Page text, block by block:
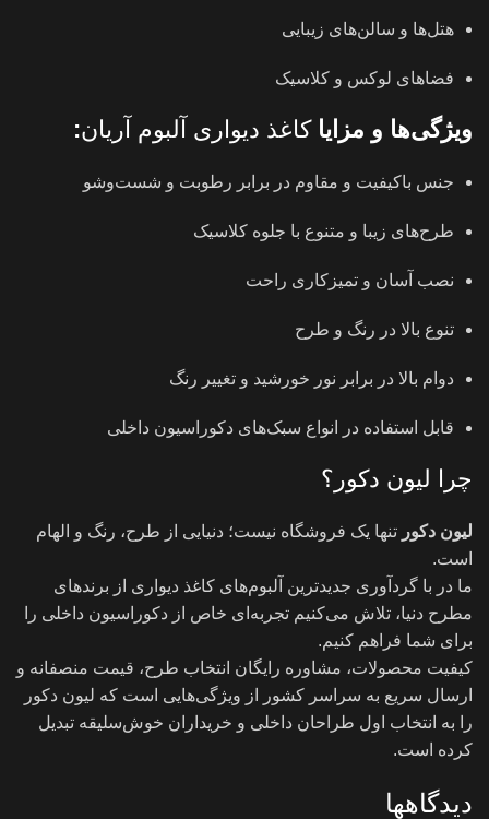
هتل‌ها و سالن‌های زیبایی
فضاهای لوکس و کلاسیک
ویژگی‌ها و مزایاکاغذ دیواری آلبوم آریان:
جنس باکیفیت و مقاوم در برابر رطوبت و شست‌وشو
طرح‌های زیبا و متنوع با جلوه کلاسیک
نصب آسان و تمیزکاری راحت
تنوع بالا در رنگ و طرح
دوام بالا در برابر نور خورشید و تغییر رنگ
قابل استفاده در انواع سبک‌های دکوراسیون داخلی
چرا لیون دکور؟
لیون دکور تنها یک فروشگاه نیست؛ دنیایی از طرح، رنگ و الهام
است.
ما در با گردآوری جدیدترین آلبوم‌های کاغذ دیواری از برندهای
مطرح دنیا، تلاش می‌کنیم تجربه‌ای خاص از دکوراسیون داخلی را
برای شما فراهم کنیم.
کیفیت محصولات، مشاوره رایگان انتخاب طرح، قیمت منصفانه و
ارسال سریع به سراسر کشور از ویژگی‌هایی است که لیون دکور
را به انتخاب اول طراحان داخلی و خریداران خوش‌سلیقه تبدیل
کرده است.
دیدگاهها